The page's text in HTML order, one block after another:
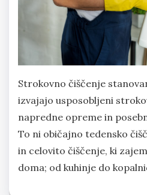
Strokovno čiščenje
izvajajo usposobljeni
napredne opreme in
To ni običajno tedensko
in celovito čiščenje, ki
doma; od kuhinje do